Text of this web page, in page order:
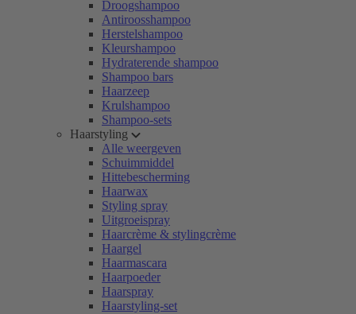
Droogshampoo
Antiroosshampoo
Herstelshampoo
Kleurshampoo
Hydraterende shampoo
Shampoo bars
Haarzeep
Krulshampoo
Shampoo-sets
Haarstyling
Alle weergeven
Schuimmiddel
Hittebescherming
Haarwax
Styling spray
Uitgroeispray
Haarcrème & stylingcrème
Haargel
Haarmascara
Haarpoeder
Haarspray
Haarstyling-set